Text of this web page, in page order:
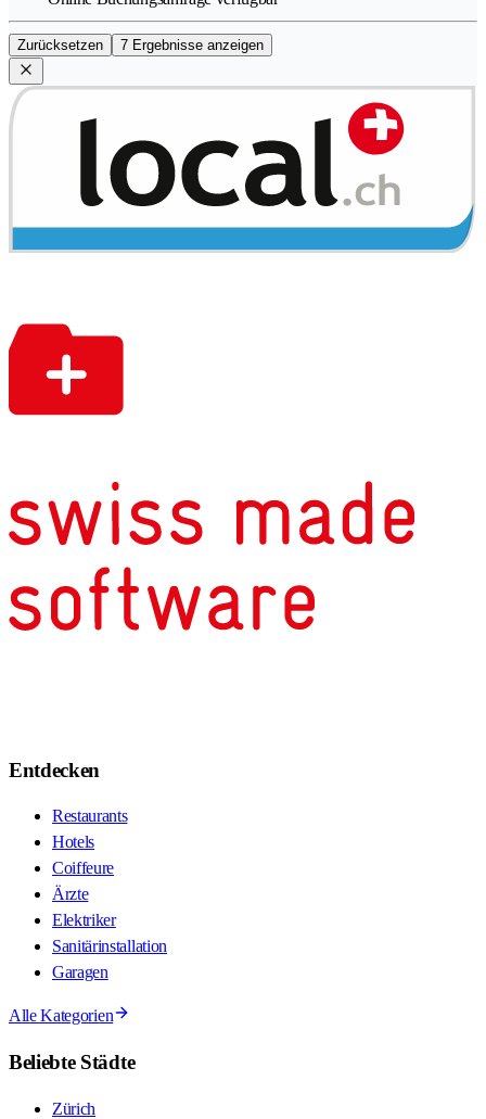
Zurücksetzen 7 Ergebnisse anzeigen
Entdecken
Restaurants
Hotels
Coiffeure
Ärzte
Elektriker
Sanitärinstallation
Garagen
Alle Kategorien
Beliebte Städte
Zürich